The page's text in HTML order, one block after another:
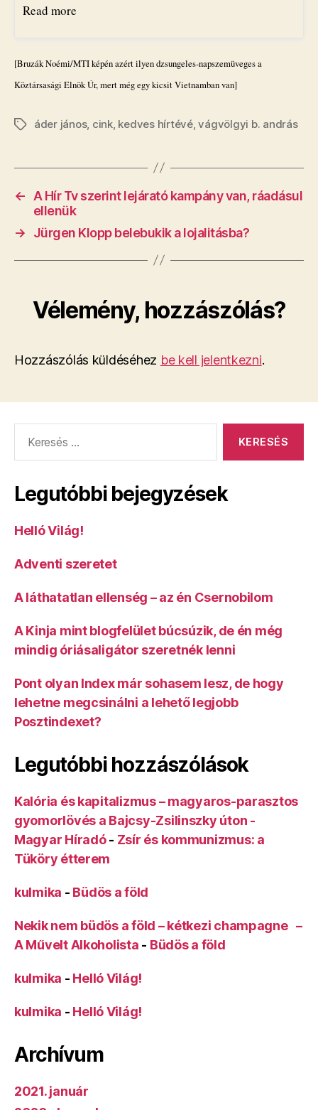
Read more
[Bruzák Noémi/MTI képén azért ilyen dzsungeles-napszemüveges a
Köztársasági Elnök Úr, mert még egy kicsit Vietnamban van]
Címkékáder jános, cink, kedves hírtévé,vágvölgyi b. andrás
←
A Hír Tv szerint lejárató kampány van, ráadásul
ellenük
→
Jürgen Klopp belebukik a lojalitásba?
Vélemény, hozzászólás?
Hozzászólás küldéséhez be kell jelentkezni.
Legutóbbi bejegyzések
Helló Világ!
Adventi szeretet
A láthatatlan ellenség – az én Csernobilom
A Kinja mint blogfelület búcsúzik, de én még
mindig óriásaligátor szeretnék lenni
Pont olyan Index már sohasem lesz, de hogy
lehetne megcsinálni a lehető legjobb
Posztindexet?
Legutóbbi hozzászólások
Kalória és kapitalizmus – magyaros-parasztos
gyomorlövés a Bajcsy-Zsilinszky úton -
Magyar Híradó- Zsír és kommunizmus: a
Tüköry étterem
kulmika - Büdös a föld
Nekik nem büdös a föld – kétkezi champagne –
A Művelt Alkoholista - Büdös a föld
kulmika - Helló Világ!
kulmika - Helló Világ!
Archívum
2021. január